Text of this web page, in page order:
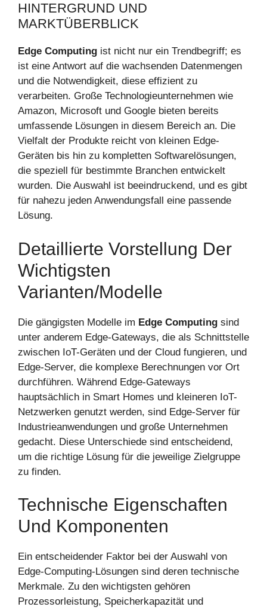
HINTERGRUND UND
MARKTÜBERBLICK
Edge Computing ist nicht nur ein Trendbegriff; es
ist eine Antwort auf die wachsenden Datenmengen
und die Notwendigkeit, diese effizient zu
verarbeiten. Große Technologieunternehmen wie
Amazon, Microsoft und Google bieten bereits
umfassende Lösungen in diesem Bereich an. Die
Vielfalt der Produkte reicht von kleinen Edge-
Geräten bis hin zu kompletten Softwarelösungen,
die speziell für bestimmte Branchen entwickelt
wurden. Die Auswahl ist beeindruckend, und es gibt
für nahezu jeden Anwendungsfall eine passende
Lösung.
Detaillierte Vorstellung Der
Wichtigsten
Varianten/Modelle
Die gängigsten Modelle im Edge Computing sind
unter anderem Edge-Gateways, die als Schnittstelle
zwischen IoT-Geräten und der Cloud fungieren, und
Edge-Server, die komplexe Berechnungen vor Ort
durchführen. Während Edge-Gateways
hauptsächlich in Smart Homes und kleineren IoT-
Netzwerken genutzt werden, sind Edge-Server für
Industrieanwendungen und große Unternehmen
gedacht. Diese Unterschiede sind entscheidend,
um die richtige Lösung für die jeweilige Zielgruppe
zu finden.
Technische Eigenschaften
Und Komponenten
Ein entscheidender Faktor bei der Auswahl von
Edge-Computing-Lösungen sind deren technische
Merkmale. Zu den wichtigsten gehören
Prozessorleistung, Speicherkapazität und